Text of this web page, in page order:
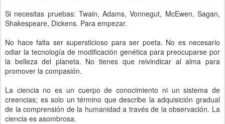
Si necesitas pruebas: Twain, Adams, Vonnegut, McEwen, Sagan,
Shakespeare, Dickens. Para empezar.
No hace falta ser supersticioso para ser poeta. No es necesario
odiar la tecnología de modificación genética para preocuparse por
la belleza del planeta. No tienes que reivindicar al alma para
promover la compasión.
La ciencia no es un cuerpo de conocimiento ni un sistema de
creencias; es solo un término que describe la adquisición gradual
de la comprensión de la humanidad a través de la observación. La
ciencia es asombrosa.